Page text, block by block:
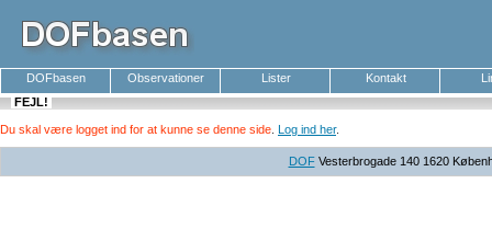
DOFbasen Observationer Lister Kontakt
FEJL!
Du skal være logget ind for at kunne se denne side Log ind her.
DOFVesterbrogade 140 1620